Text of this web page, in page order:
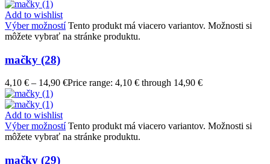
Add to wishlist
Výber možností Tento produkt má viacero variantov. Možnosti si
môžete vybrať na stránke produktu.
mačky (28)
4,10 € – 14,90 €Price range: 4,10 € through 14,90 €
Add to wishlist
Výber možností Tento produkt má viacero variantov. Možnosti si
môžete vybrať na stránke produktu.
mačky (29)